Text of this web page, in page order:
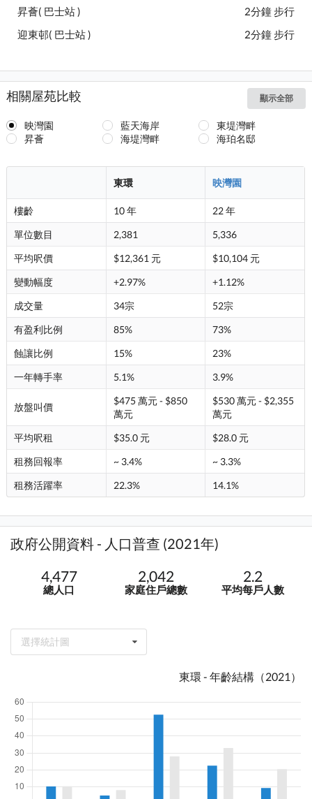
昇薈( 巴士站 )
2分鐘 步行
迎東邨( 巴士站 )
2分鐘 步行
相關屋苑比較 顯示全部
映灣園 藍天海岸
東堤灣畔
昇薈
海堤灣畔 海珀名邸
東環 映灣園
樓齡 10 年
22 年
單位數目
2,381
5,336
平均呎價
$12,361 元
$10,104 元
變動幅度
+2.97%
+1.12%
成交量
34宗
52宗
有盈利比例
85%
73%
蝕讓比例
15%
23%
一年轉手率
5.1% 3.9%
放盤叫價
$475 萬元 - $850
萬元
$530 萬元 - $2,355
萬元
平均呎租
$35.0 元
$28.0 元
租務回報率
~ 3.4%
~ 3.3%
租務活躍率
22.3% 14.1%
政府公開資料 - 人口普查 (2021年)
4,477
總人口
2,042
家庭住戶總數
2.2
平均每戶人數
選擇統計圖
東環 - 年齡結構（2021）